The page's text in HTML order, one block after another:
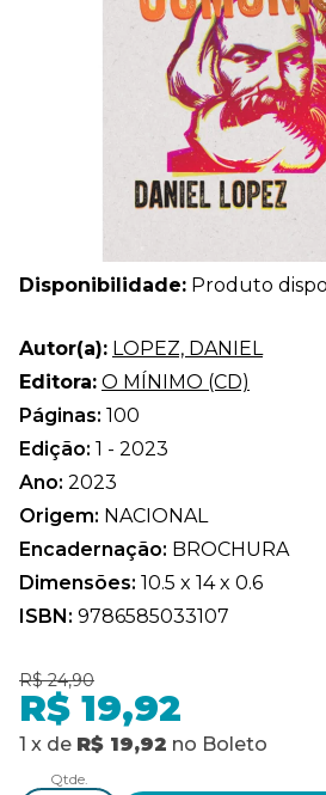
Disponibilidade: Produto
Autor(a): LOPEZ, DANIEL
Editora: O MÍNIMO (CD)
Páginas: 100
Edição: 1 - 2023
Ano: 2023
Origem: NACIONAL
Encadernação: BROCHURA
Dimensões: 10.5 x 14 x 0.6
ISBN: 9786585033107
R$ 24,90
R$ 19,92
1 x de R$ 19,92 no Boleto
Qtde.